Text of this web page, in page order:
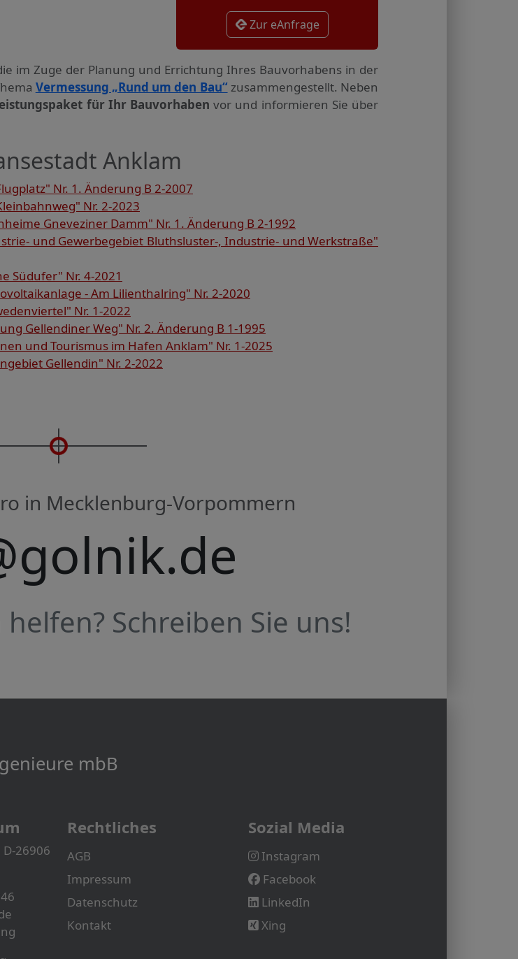
Zur eAnfrage
im Zuge der Planung und Errichtung Ihres Bauvorhabens in der
Vermessung „Rund um den Bau“zusammengestellt. Neben
für Ihr Bauvorhaben vor und informieren Sie über
Anklam
Nr. 1. Änderung B 2-2007
Nr. 2-2023
Gneveziner Damm" Nr. 1. Änderung B 2-1992
und Gewerbegebiet Bluthsluster-, Industrie- und Werkstraße"
Südufer" Nr. 4-2021
- Am Lilienthalring" Nr. 2-2020
Nr. 1-2022
Gellendiner Weg" Nr. 2. Änderung B 1-1995
und Tourismus im Hafen Anklam" Nr. 1-2025
Gellendin" Nr. 2-2022
in Mecklenburg-Vorpommern
Schreiben Sie uns!
mbB
26906
Rechtliches
AGB
Impressum
Datenschutz
Kontakt
Sozial Media
Instagram
Facebook
LinkedIn
Xing